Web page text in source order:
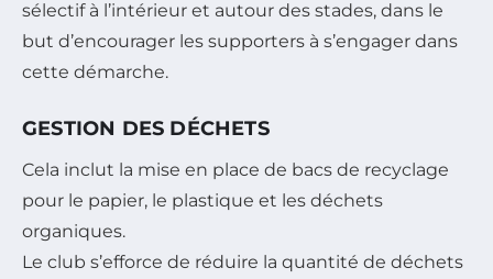
sélectif à l’intérieur et autour des stades, dans le
but d’encourager les supporters à s’engager dans
cette démarche.
GESTION DES DÉCHETS
Cela inclut la mise en place de bacs de recyclage
pour le papier, le plastique et les déchets
organiques.
Le club s’efforce de réduire la quantité de déchets